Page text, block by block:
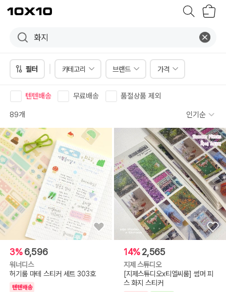
텐
바
필터 카테고리 브랜드 가격
텐텐배송 무료배송 품절상품 제외
89개 인기순
3% 6,596
워너디스
허기룸 마테 스티커 세트 303호
텐텐배송
14%2,565
지제 스튜디오
[지제스튜디오x티엘씨룸] 썸머 피
스 화지 스티커